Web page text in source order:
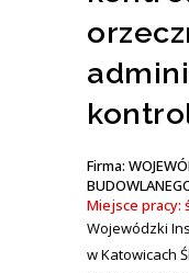
Firma:
Miejsce pracy:
Wojewódzki
w Katowicach